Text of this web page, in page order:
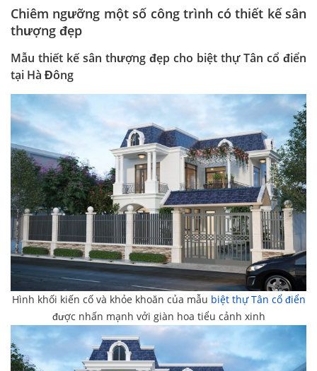
Chiêm ngưỡng một số công trình có thiết kế sân
thượng đẹp
Mẫu thiết kế sân thượng đẹp cho biệt thự Tân cổ điển
tại Hà Đông
Hình khối kiến cố và khỏe khoăn của mẫu biệt thự Tân cổ điển
được nhấn mạnh vởi giàn hoa tiểu cảnh xinh